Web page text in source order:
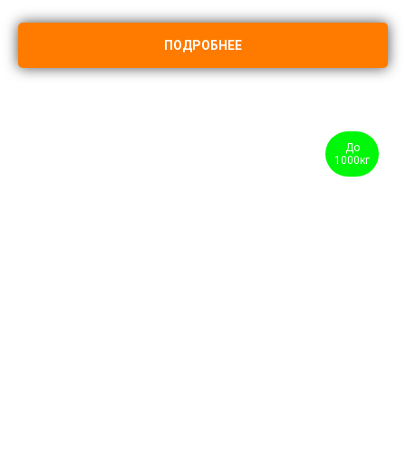
ПОДРОБНЕЕ
До
1000кг